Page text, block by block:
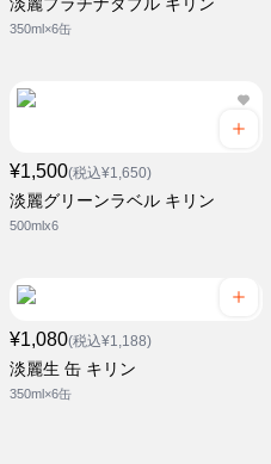
350ml×6缶
¥1,500(税込¥1,650)
淡麗グリーンラベル キリン
500mlx6
¥1,080(税込¥1,188)
淡麗生 缶 キリン
350ml×6缶